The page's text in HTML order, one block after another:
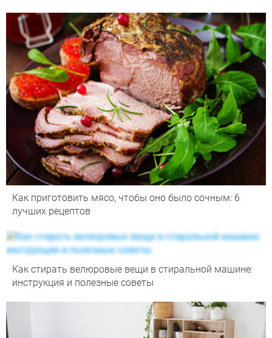
Как приготовить мясо, чтобы оно было сочным: 6
лучших рецептов
Как стирать велюровые вещи в стиральной машине:
инструкция и полезные советы